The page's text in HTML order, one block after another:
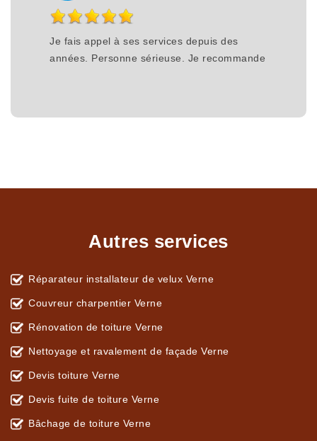
Je fais appel à ses services depuis des
années. Personne sérieuse. Je recommande
Autres services
Réparateur installateur de velux Verne
Couvreur charpentier Verne
Rénovation de toiture Verne
Nettoyage et ravalement de façade Verne
Devis toiture Verne
Devis fuite de toiture Verne
Bâchage de toiture Verne